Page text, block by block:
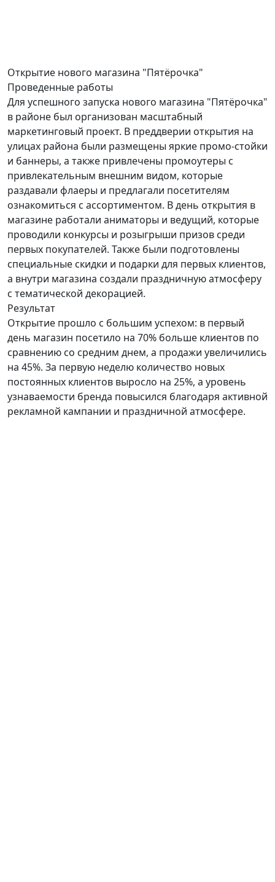
Открытие нового магазина "Пятёрочка"
Проведенные работы
Для успешного запуска нового магазина "Пятёрочка"
в районе был организован масштабный
маркетинговый проект. В преддверии открытия на
улицах района были размещены яркие промо-стойки
и баннеры, а также привлечены промоутеры с
привлекательным внешним видом, которые
раздавали флаеры и предлагали посетителям
ознакомиться с ассортиментом. В день открытия в
магазине работали аниматоры и ведущий, которые
проводили конкурсы и розыгрыши призов среди
первых покупателей. Также были подготовлены
специальные скидки и подарки для первых клиентов,
а внутри магазина создали праздничную атмосферу
с тематической декорацией.
Результат
Открытие прошло с большим успехом: в первый
день магазин посетило на 70% больше клиентов по
сравнению со средним днем, а продажи увеличились
на 45%. За первую неделю количество новых
постоянных клиентов выросло на 25%, а уровень
узнаваемости бренда повысился благодаря активной
рекламной кампании и праздничной атмосфере.